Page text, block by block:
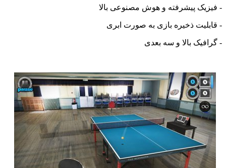
پیشرفته و هوش مصنوعی بالا
ذخیره بازی به صورت ابری
بالا و سه بعدی